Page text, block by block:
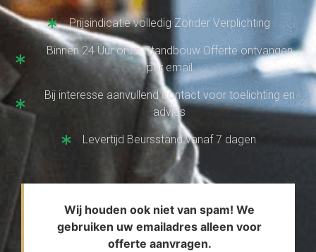
Prijsindicatie volledig Zonder Verplichting
Binnen 24 Uur onze Standbouw Offerte ontvangen
per email
Bij interesse aanvullend contact voor toelichting en
advies
Levertijd Beursstand vanaf 7 dagen
Wij houden ook niet van spam! We
gebruiken uw emailadres alleen voor
offerte aanvragen.